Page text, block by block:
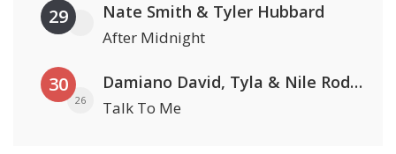
29 Nate Smith & Tyler Hubbard
After Midnight
30
26
Damiano David, Tyla & Nile Rodgers
Talk To Me